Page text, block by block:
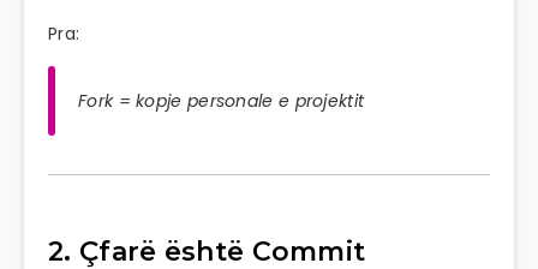
Pra:
Fork = kopje personale e projektit
2. Çfarë është Commit